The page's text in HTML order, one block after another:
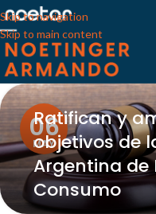
Skip to navigation
Skip to main content
06
MAY
Ratifican y
objetivos de
Argentina de
Consumo